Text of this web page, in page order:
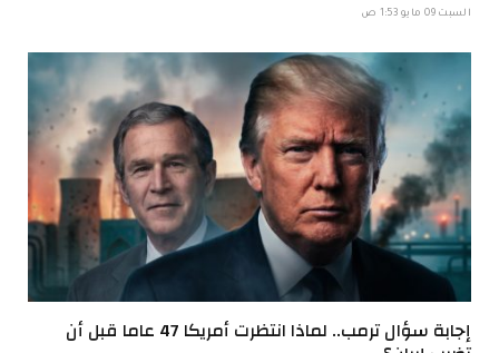
السبت 09 مايو 1:53 ص
إجابة سؤال ترمب.. لماذا انتظرت أمريكا 47 عاما قبل أن